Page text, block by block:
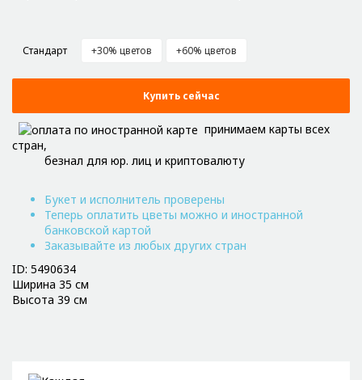
Стандарт +30% цветов +60% цветов
Купить сейчас
принимаем карты всех
стран,
безнал для юр. лиц и криптовалюту
Букет и исполнитель проверены
Теперь оплатить цветы можно и иностранной
банковской картой
Заказывайте из любых других стран
ID: 5490634
Ширина 35 см
Высота 39 см